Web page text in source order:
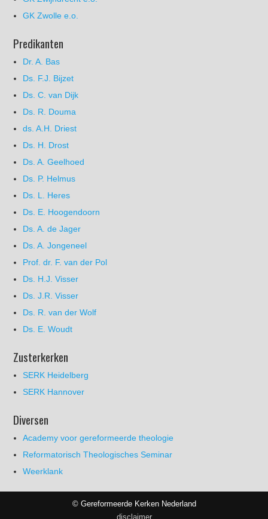
GK Zwolle e.o.
Predikanten
Dr. A. Bas
Ds. F.J. Bijzet
Ds. C. van Dijk
Ds. R. Douma
ds. A.H. Driest
Ds. H. Drost
Ds. A. Geelhoed
Ds. P. Helmus
Ds. L. Heres
Ds. E. Hoogendoorn
Ds. A. de Jager
Ds. A. Jongeneel
Prof. dr. F. van der Pol
Ds. H.J. Visser
Ds. J.R. Visser
Ds. R. van der Wolf
Ds. E. Woudt
Zusterkerken
SERK Heidelberg
SERK Hannover
Diversen
Academy voor gereformeerde theologie
Reformatorisch Theologisches Seminar
Weerklank
© Gereformeerde Kerken Nederland
disclaimer